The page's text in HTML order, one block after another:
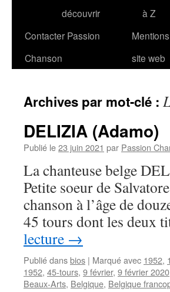
découvrir
à Z
Contacter Passion
Chanson
site web
Archives par mot-clé :
DELIZIA (Adamo)
Publié le23 juin 2021 par Passion
La chanteuse belge
Petite soeur de
chanson à l’âge de
45 tours dont les deux
lecture →
Publié dansbios | Marqué avec 1952,
1952, 45-tours, 9 février, 9 février 2020
Beaux-Arts, Belgique, Belgique